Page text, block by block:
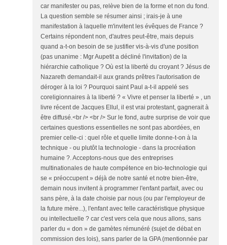
car manifester ou pas, relève bien de la forme et non du fond.
La question semble se résumer ainsi ; irais-je à une
manifestation à laquelle m'invitent les évêques de France ?
Certains répondent non, d'autres peut-être, mais depuis
quand a-t-on besoin de se justifier vis-à-vis d'une position
(pas unanime : Mgr Aupetit a décliné l'invitation) de la
hiérarchie catholique ? Où est la liberté du croyant ? Jésus de
Nazareth demandait-il aux grands prêtres l'autorisation de
déroger à la loi ? Pourquoi saint Paul a-t-il appelé ses
coreligionnaires à la liberté ? « Vivre et penser la liberté » , un
livre récent de Jacques Ellul, il est vrai protestant, gagnerait à
être diffusé.<br /> <br /> Sur le fond, autre surprise de voir que
certaines questions essentielles ne sont pas abordées, en
premier celle-ci : quel rôle et quelle limite donne-t-on à la
technique - ou plutôt la technologie - dans la procréation
humaine ?. Acceptons-nous que des entreprises
multinationales de haute compétence en bio-technologie qui
se « préoccupent » déjà de notre santé et notre bien-être,
demain nous invitent à programmer l'enfant parfait, avec ou
sans père, à la date choisie par nous (ou par l'employeur de
la future mère...), l'enfant avec telle caractéristique physique
ou intellectuelle ? car c'est vers cela que nous allons, sans
parler du « don » de gamètes rémunéré (sujet de débat en
commission des lois), sans parler de la GPA (mentionnée par